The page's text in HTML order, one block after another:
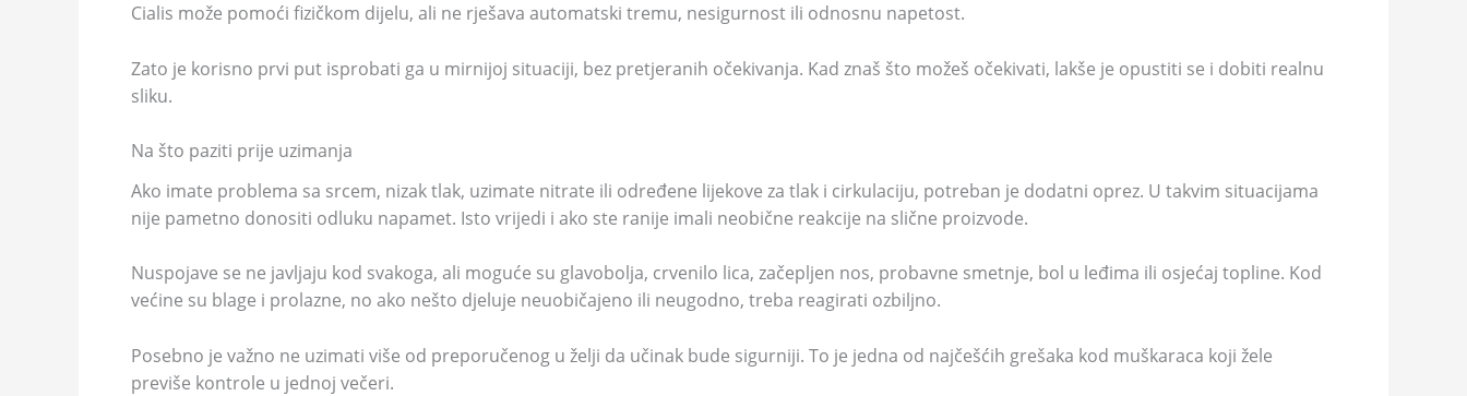
Cialis može pomoći fizičkom dijelu, ali ne rješava automatski tremu, nesigurnost ili odnosnu napetost.
Zato je korisno prvi put isprobati ga u mirnijoj situaciji, bez pretjeranih očekivanja. Kad znaš što možeš očekivati, lakše je opustiti se i dobiti realnu
sliku.
Na što paziti prije uzimanja
Ako imate problema sa srcem, nizak tlak, uzimate nitrate ili određene lijekove za tlak i cirkulaciju, potreban je dodatni oprez. U takvim situacijama
nije pametno donositi odluku napamet. Isto vrijedi i ako ste ranije imali neobične reakcije na slične proizvode.
Nuspojave se ne javljaju kod svakoga, ali moguće su glavobolja, crvenilo lica, začepljen nos, probavne smetnje, bol u leđima ili osjećaj topline. Kod
većine su blage i prolazne, no ako nešto djeluje neuobičajeno ili neugodno, treba reagirati ozbiljno.
Posebno je važno ne uzimati više od preporučenog u želji da učinak bude sigurniji. To je jedna od najčešćih grešaka kod muškaraca koji žele
previše kontrole u jednoj večeri.